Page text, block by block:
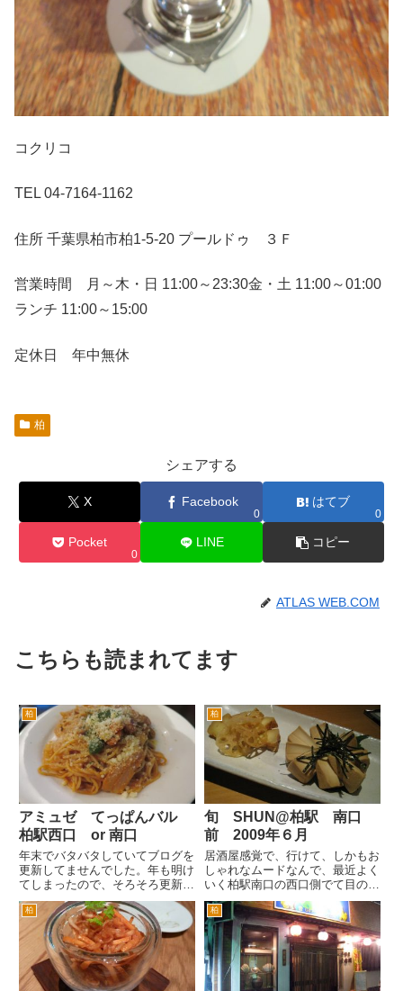
コクリコ
TEL 04-7164-1162
住所 千葉県柏市柏1-5-20 プールドゥ ３Ｆ
営業時間 月～木・日 11:00～23:30金・土 11:00～01:00
ランチ 11:00～15:00
定休日 年中無休
柏
シェアする
X Facebook
0
はてブ
0
Pocket
0
LINE コピー
ATLAS WEB.COM
こちらも読まれてます
柏
アミュゼ てっぱんバル
柏駅西口 or 南口
年末でバタバタしていてブログを
更新してませんでした。年も明け
てしまったので、そろそろ更新し
ようかとおもいます。とりあえず
はクリスマス前のアミュゼさんか
ら。 アミュゼ てっぱんバル
さんに行く時は、柏駅西口かある
いは南口どちらからでもいけま
す...
柏
旬 SHUN@柏駅 南口
前 2009年６月
居酒屋感覚で、行けて、しかもお
しゃれなムードなんで、最近よく
いく柏駅南口の西口側でて目の前
のビルにある旬 SHUN さんへ
また行きました。 こちらは、お
通しとともに食前酒が、出ます。
お酒飲むんで、食前酒というかな
んというかみたいな。 サラダ...
柏 柏